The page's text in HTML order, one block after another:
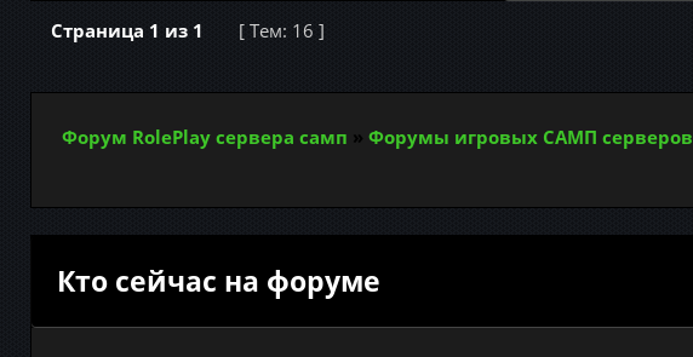
Страница 1 из 1 [ Тем: 16 ]
Форум RolePlay сервера самп » Форумы игровых САМП серверов
Кто сейчас на форуме